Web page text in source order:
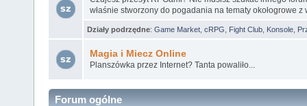
właśnie stworzony do pogadania na tematy okołogrowe z
Działy podrzędne: Game Market cRPG Fight Club Konsole
Magia i Miecz Online
Planszówka przez Internet? Tanta powaliło...
Forum ogólne